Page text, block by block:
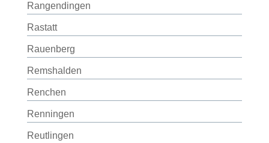
Rangendingen
Rastatt
Rauenberg
Remshalden
Renchen
Renningen
Reutlingen